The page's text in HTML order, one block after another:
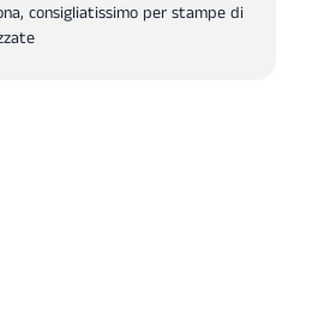
consigliatissimo per stampe di